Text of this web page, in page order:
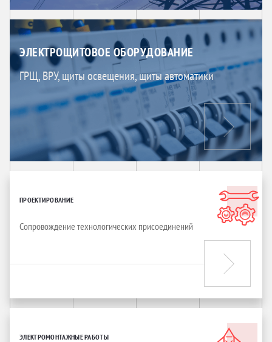
ЭЛЕКТРОЩИТОВОЕ ОБОРУДОВАНИЕ
ГРЩ, ВРУ, щиты освещения, щиты автоматики
ПРОЕКТИРОВАНИЕ
Сопровождение технологических присоединений
ЭЛЕКТРОМОНТАЖНЫЕ РАБОТЫ